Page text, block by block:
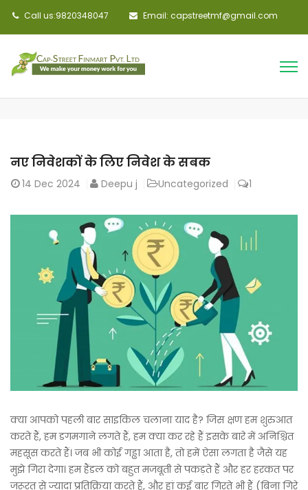
Call us:9820348047 Email: capstreetmf@gmail.com
नए निवेशकों के लिए निवेश के सबक
14 Dec 2024 Deepu j Uncategorized 1
क्या आपको पहली बार साइकिल चलाना याद है? जिस क्षण हम शुरुआत
करते हैं, हम डगमगाने लगते हैं, हम क्या कर रहे हैं इसके बारे में अनिश्चित
महसूस करते हैं। जब भी कोई गड्ढा आता है, तो हमें ऐसा लगता है जैसे यह
मुझे गिरा देगा। हम हैंडल को बहुत मजबूती से पकड़ते हैं और हर हरकत पर
जरूरत से ज्यादा प्रतिक्रिया करते हैं, और हां कई बार गिरते भी हैं (बिना गिरे